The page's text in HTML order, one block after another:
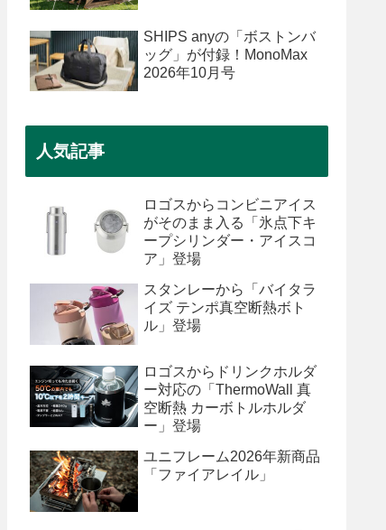
SHIPS anyの「ボストンバ
ッグ」が付録！MonoMax
2026年10月号
人気記事
ロゴスからコンビニアイス
がそのまま入る「氷点下キ
ープシリンダー・アイスコ
ア」登場
スタンレーから「バイタラ
イズ テンポ真空断熱ボト
ル」登場
ロゴスからドリンクホルダ
ー対応の「ThermoWall 真
空断熱 カーボトルホルダ
ー」登場
ユニフレーム2026年新商品
「ファイアレイル」